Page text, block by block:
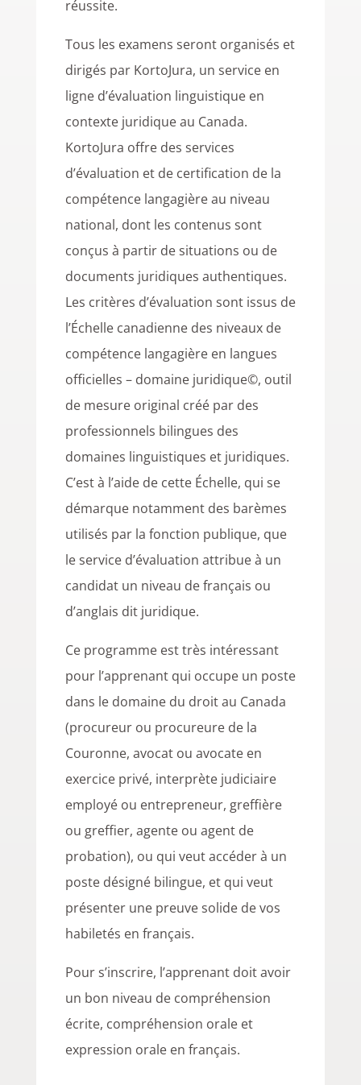
réussite.
Tous les examens seront organisés et
dirigés par KortoJura, un service en
ligne d’évaluation linguistique en
contexte juridique au Canada.
KortoJura offre des services
d’évaluation et de certification de la
compétence langagière au niveau
national, dont les contenus sont
conçus à partir de situations ou de
documents juridiques authentiques.
Les critères d’évaluation sont issus de
l’Échelle canadienne des niveaux de
compétence langagière en langues
officielles – domaine juridique©, outil
de mesure original créé par des
professionnels bilingues des
domaines linguistiques et juridiques.
C’est à l’aide de cette Échelle, qui se
démarque notamment des barèmes
utilisés par la fonction publique, que
le service d’évaluation attribue à un
candidat un niveau de français ou
d’anglais dit juridique.
Ce programme est très intéressant
pour l’apprenant qui occupe un poste
dans le domaine du droit au Canada
(procureur ou procureure de la
Couronne, avocat ou avocate en
exercice privé, interprète judiciaire
employé ou entrepreneur, greffière
ou greffier, agente ou agent de
probation), ou qui veutaccéder à un
poste désigné bilingue, et qui veut
présenter une preuve solide de vos
habiletés en français.
Pour s’inscrire, l’apprenant doit avoir
un bon niveau de compréhension
écrite, compréhension orale et
expression orale en français.